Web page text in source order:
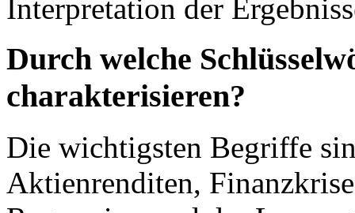
Interpretation der
Durch welche
charakterisieren?
Die wichtigsten Begriffe
Aktienrenditen,